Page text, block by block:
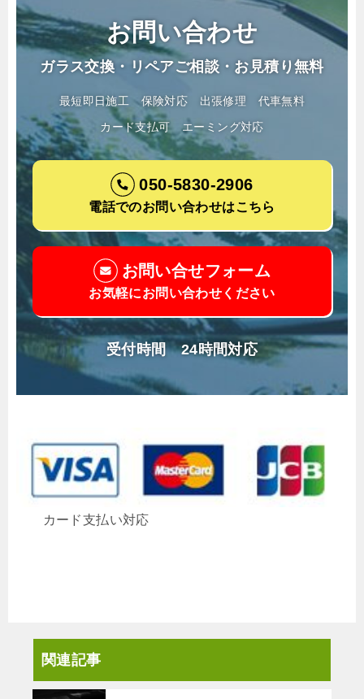
お問い合わせ
ガラス交換・リペアご相談・お見積り無料
最短即日施工 保険対応 出張修理
代車無料
カード支払可
エーミング対応
050-5830-2906
電話でのお問い合わせはこちら
お問い合せフォーム
お気軽にお問い合わせください
受付時間 24時間対応
カード支払い対応
関連記事